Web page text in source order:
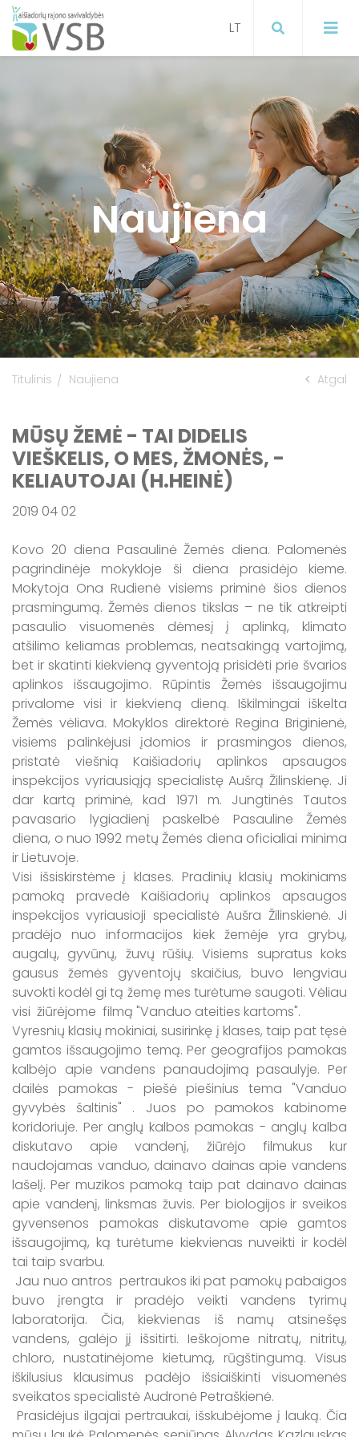
Mokymai
Projektai
Paslaugos gyventojams
Visuomenės sveikatos stiprinimas
ugdymo įstaigose
Visuomenės sveikatos stiprinimas
Visuomenės sveikatos stiprinimas
Širvintų raj. savivaldybėje
Informacija gyventojams apie
koronavirusą
Informacija apie gyventojų
sergamumą gripu, ŪVKTI ir COVID-19
Naujiena
Titulinis Naujiena Atgal
MŪSŲ ŽEMĖ - TAI DIDELIS
VIEŠKELIS, O MES, ŽMONĖS, -
KELIAUTOJAI (H.HEINĖ)
2019 04 02
Kovo 20 diena Pasaulinė Žemės diena. Palomenės
pagrindinėje mokykloje ši diena prasidėjo kieme.
Mokytoja Ona Rudienė visiems priminė šios dienos
prasmingumą. Žemės dienos tikslas – ne tik atkreipti
pasaulio visuomenės dėmesį į aplinką, klimato
atšilimo keliamas problemas, neatsakingą vartojimą,
bet ir skatinti kiekvieną gyventoją prisidėti prie švarios
aplinkos išsaugojimo. Rūpintis Žemės išsaugojimu
privalome visi ir kiekvieną dieną. Iškilmingai iškelta
Žemės vėliava. Mokyklos direktorė Regina Briginienė,
visiems palinkėjusi įdomios ir prasmingos dienos,
pristatė viešnią Kaišiadorių aplinkos apsaugos
inspekcijos vyriausiąją specialistę Aušrą Žilinskienę. Ji
dar kartą priminė, kad 1971 m. Jungtinės Tautos
pavasario lygiadienį paskelbė Pasauline Žemės
diena, o nuo 1992 metų Žemės diena oficialiai minima
ir Lietuvoje.
Visi išsiskirstėme į klases. Pradinių klasių mokiniams
pamoką pravedė Kaišiadorių aplinkos apsaugos
inspekcijos vyriausioji specialistė Aušra Žilinskienė. Ji
pradėjo nuo informacijos kiek žemėje yra grybų,
augalų, gyvūnų, žuvų rūšių. Visiems supratus koks
gausus žemės gyventojų skaičius, buvo lengviau
suvokti kodėl gi tą žemę mes turėtume saugoti. Vėliau
visi žiūrėjome filmą "Vanduo ateities kartoms".
Vyresnių klasių mokiniai, susirinkę į klases, taip pat tęsė
gamtos išsaugojimo temą. Per geografijos pamokas
kalbėjo apie vandens panaudojimą pasaulyje. Per
dailės pamokas - piešė piešinius tema "Vanduo
gyvybės šaltinis" . Juos po pamokos kabinome
koridoriuje. Per anglų kalbos pamokas - anglų kalba
diskutavo apie vandenį, žiūrėjo filmukus kur
naudojamas vanduo, dainavo dainas apie vandens
lašelį. Per muzikos pamoką taip pat dainavo dainas
apie vandenį, linksmas žuvis. Per biologijos ir sveikos
gyvensenos pamokas diskutavome apie gamtos
išsaugojimą, ką turėtume kiekvienas nuveikti ir kodėl
tai taip svarbu.
Jau nuo antros pertraukos iki pat pamokų pabaigos
buvo įrengta ir pradėjo veikti vandens tyrimų
laboratorija. Čia, kiekvienas iš namų atsinešęs
vandens, galėjo jį išsitirti. Ieškojome nitratų, nitritų,
chloro, nustatinėjome kietumą, rūgštingumą. Visus
iškilusius klausimus padėjo išsiaiškinti visuomenės
sveikatos specialistė Audronė Petraškienė.
Prasidėjus ilgajai pertraukai, išskubėjome į lauką. Čia